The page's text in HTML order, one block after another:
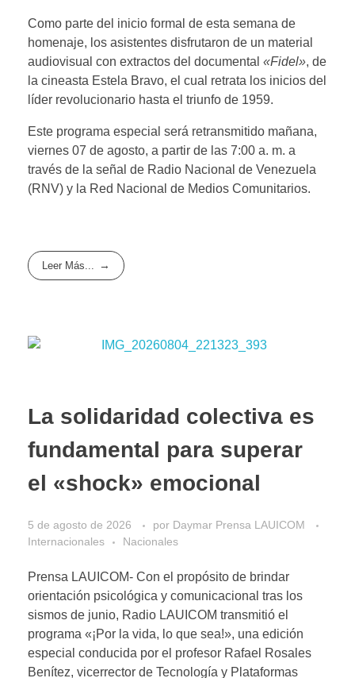
​Como parte del inicio formal de esta semana de
homenaje, los asistentes disfrutaron de un material
audiovisual con extractos del documental «Fidel», de
la cineasta Estela Bravo, el cual retrata los inicios del
líder revolucionario hasta el triunfo de 1959.
Este programa especial será retransmitido mañana,
viernes 07 de agosto, a partir de las 7:00 a. m. a
través de la señal de Radio Nacional de Venezuela
(RNV) y la Red Nacional de Medios Comunitarios.
Leer Más...
La solidaridad colectiva es
fundamental para superar
el «shock» emocional
5 de agosto de 2026 por Daymar Prensa LAUICOM
Internacionales
Nacionales
Prensa LAUICOM- Con el propósito de brindar
orientación psicológica y comunicacional tras los
sismos de junio, Radio LAUICOM transmitió el
programa «¡Por la vida, lo que sea!», una edición
especial conducida por el profesor Rafael Rosales
Benítez, vicerrector de Tecnología y Plataformas